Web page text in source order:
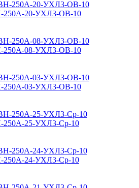
250А-20-УХЛ3-ОВ-10
250А-08-УХЛ3-ОВ-10
250А-03-УХЛ3-ОВ-10
250А-25-УХЛ3-Ср-10
250А-24-УХЛ3-Ср-10